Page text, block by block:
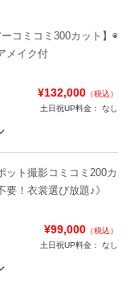
コミコミ300カット】◉
メイク付
¥132,000 （税込）
土日祝UP料金：
なし
セット の4ロケーショ
ット
でも追加料金は不要！
ット撮影コミコミ200カ
！衣裳選び放題♪》
¥99,000 （税込）
土日祝UP料金：
なし